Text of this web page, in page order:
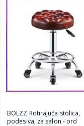
BOLZZ Rotirajuća stolica,
podesiva, za salon - ord